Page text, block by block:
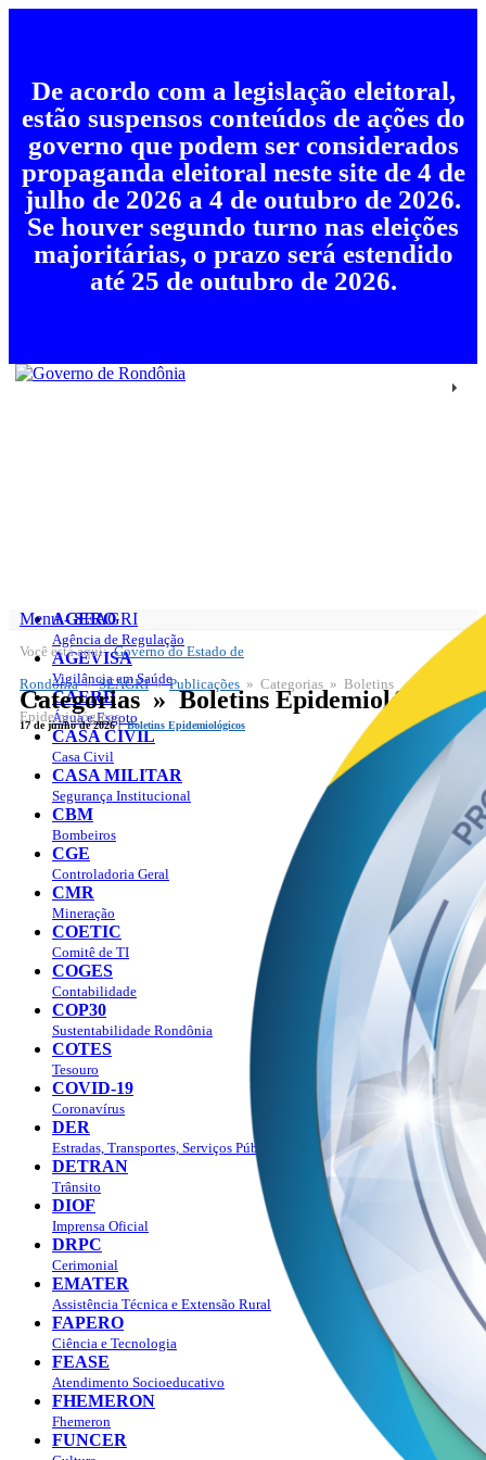
De acordo com a legislação eleitoral,
estão suspensos conteúdos de ações do
governo que podem ser considerados
propaganda eleitoral neste site de 4 de
julho de 2026 a 4 de outubro de 2026.
Se houver segundo turno nas eleições
majoritárias, o prazo será estendido
até 25 de outubro de 2026.
AGERO
Agência de Regulação
AGEVISA
Vigilância em Saúde
CAERD
Água e Esgoto
CASA CIVIL
Casa Civil
CASA MILITAR
Segurança Institucional
CBM
Bombeiros
CGE
Controladoria Geral
CMR
Mineração
COETIC
Comitê de TI
COGES
Contabilidade
COP30
Sustentabilidade Rondônia
COTES
Tesouro
COVID-19
Coronavírus
DER
Estradas, Transportes, Serviços Públicos
DETRAN
Trânsito
DIOF
Imprensa Oficial
DRPC
Cerimonial
EMATER
Assistência Técnica e Extensão Rural
FAPERO
Ciência e Tecnologia
FEASE
Atendimento Socioeducativo
FHEMERON
Fhemeron
FUNCER
Menu - SEAGRI
SEAGRI
Publicações
Você está aqui:Governo do Estado de
Rondônia»SEAGRI»Publicações » Categorias » Boletins
Epidemiológicos
Categorias » Boletins Epidemiológicos
17 de junho de 2026 |Boletins Epidemiológicos